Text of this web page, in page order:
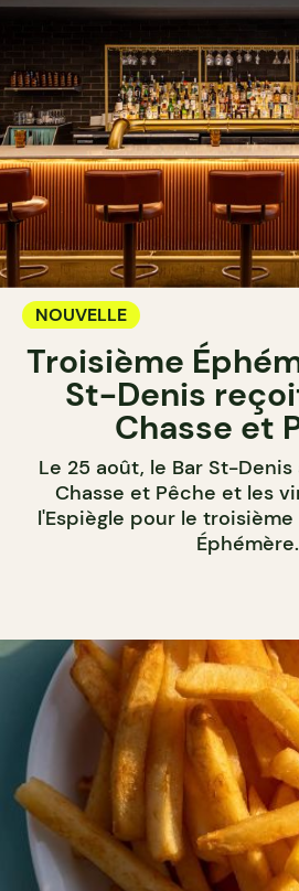
NOUVELLE
Troisième
St-Denis
Chasse et
Le 25 août, le Bar St-
Chasse et Pêche et les
l'Espiègle pour le
Éphémère.